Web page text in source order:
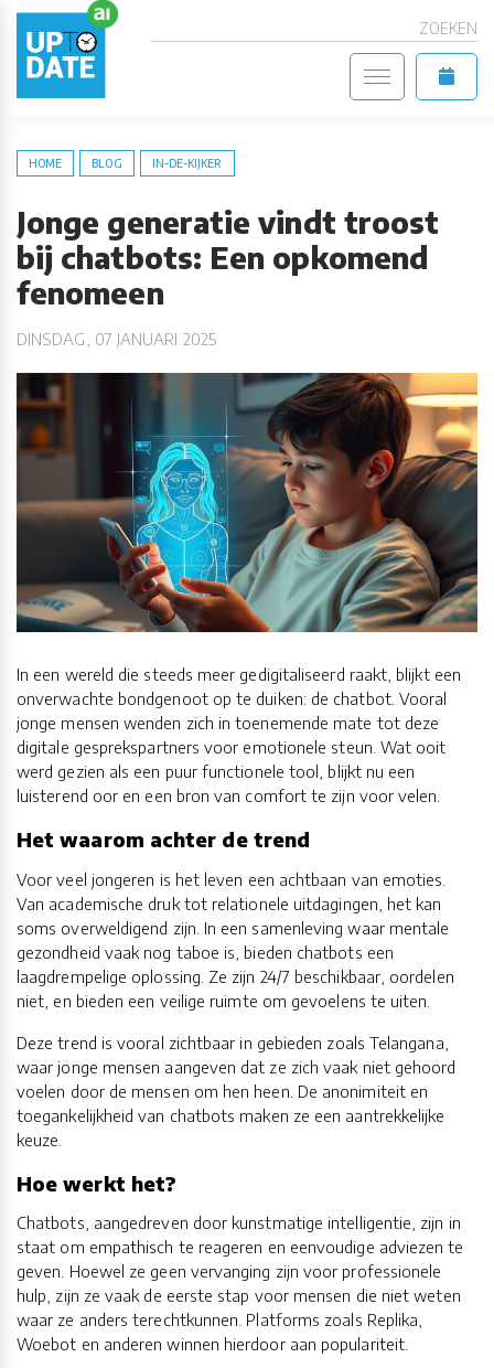
ZOEKEN
HOME BLOG IN-DE-KIJKER
Jonge generatie vindt troost
bij chatbots: Een opkomend
fenomeen
DINSDAG, 07 JANUARI 2025
In een wereld die steeds meer gedigitaliseerd raakt, blijkt een
onverwachte bondgenoot op te duiken: de chatbot. Vooral
jonge mensen wenden zich in toenemende mate tot deze
digitale gesprekspartners voor emotionele steun. Wat ooit
werd gezien als een puur functionele tool, blijkt nu een
luisterend oor en een bron van comfort te zijn voor velen.
Het waarom achter de trend
Voor veel jongeren is het leven een achtbaan van emoties.
Van academische druk tot relationele uitdagingen, het kan
soms overweldigend zijn. In een samenleving waar mentale
gezondheid vaak nog taboe is, bieden chatbots een
laagdrempelige oplossing. Ze zijn 24/7 beschikbaar, oordelen
niet, en bieden een veilige ruimte om gevoelens te uiten.
Deze trend is vooral zichtbaar in gebieden zoals Telangana,
waar jonge mensen aangeven dat ze zich vaak niet gehoord
voelen door de mensen om hen heen. De anonimiteit en
toegankelijkheid van chatbots maken ze een aantrekkelijke
keuze.
Hoe werkt het?
Chatbots, aangedreven door kunstmatige intelligentie, zijn in
staat om empathisch te reageren en eenvoudige adviezen te
geven. Hoewel ze geen vervanging zijn voor professionele
hulp, zijn ze vaak de eerste stap voor mensen die niet weten
waar ze anders terechtkunnen. Platforms zoals Replika,
Woebot en anderen winnen hierdoor aan populariteit.